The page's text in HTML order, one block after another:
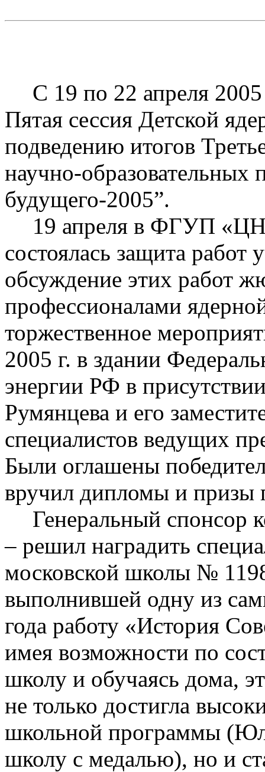
С 19 по 22 апреля
Пятая сессия Детской
подведению итогов
научно-образовательных
будущего-2005”.
19 апреля в ФГУП
состоялась защита
обсуждение этих работ
профессионалами
торжественное
2005 г. в здании
энергии РФ в
Румянцева и его
специалистов ведущих
Были оглашены
вручил дипломы и призы
Генеральный спонсор
– решил наградить
московской школы №
выполнившей одну из
года работу «История
имея возможности по
школу и обучаясь дома,
не только достигла
школьной программы
школу с медалью), но и